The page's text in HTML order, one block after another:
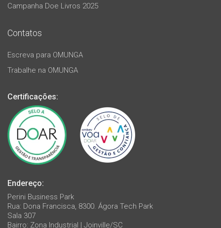
Campanha Doe Livros 2025
Contatos
Escreva para OMUNGA
Trabalhe na OMUNGA
Certificações:
Endereço:
Perini Business Park
Rua: Dona Francisca, 8300. Ágora Tech Park
Sala 307
Bairro: Zona Industrial | Joinville/SC